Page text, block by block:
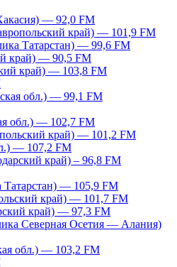
— 92,0 FM
край) — 101,9 FM
Татарстан) — 99,6 FM
край) — 90,5 FM
край) — 103,8 FM
обл.) — 99,1 FM
обл.) — 102,7 FM
край) — 101,2 FM
— 107,2 FM
край) – 96,8 FM
Татарстан) — 105,9 FM
край) — 101,7 FM
край) — 97,3 FM
Северная Осетия — Алания)
обл.) — 103,2 FM